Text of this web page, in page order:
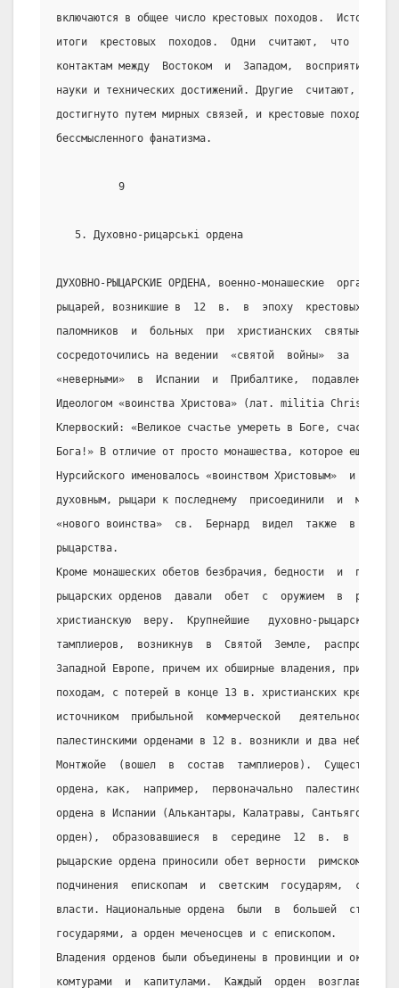
включаются в общее число крестовых походов.  Историки
итоги  крестовых  походов.  Одни  считают,  что  эти
контактам между  Востоком  и  Западом,  восприятию
науки и технических достижений. Другие  считают,
достигнуто путем мирных связей, и крестовые походы
бессмысленного фанатизма.
          9
   5. Духовно-рицарські ордена
ДУХОВНО-РЫЦАРСКИЕ ОРДЕНА, военно-монашеские
рыцарей, возникшие в  12  в.  в  эпоху  крестовых
паломников  и  больных  при  христианских  святынях
сосредоточились на ведении  «святой  войны»  за  Гроб
«неверными»  в  Испании  и  Прибалтике,  подавлении
Идеологом «воинства Христова» (лат. militia Christi)
Клервоский: «Великое счастье умереть в Боге,
Бога!» В отличие от просто монашества, которое еще в
Нурсийского именовалось «воинством Христовым»  и
духовным, рыцари к последнему  присоединили  и  меч
«нового воинства»  св.  Бернард  видел  также  в
рыцарства.
Кроме монашеских обетов безбрачия, бедности  и
рыцарских орденов  давали  обет  с  оружием  в  руках
христианскую  веру.  Крупнейшие   духовно-рыцарские
тамплиеров,  возникнув  в  Святой  Земле,
Западной Европе, причем их обширные владения,
походам, с потерей в конце 13 в. христианских
источником  прибыльной  коммерческой   деятельности.
палестинскими орденами в 12 в. возникли и два
Монтжойе  (вошел  в  состав  тамплиеров).
ордена, как,  например,  первоначально  палестинский
ордена в Испании (Алькантары, Калатравы, Сантьяго)  и
орден),  образовавшиеся  в  середине  12  в.  в  ходе
рыцарские ордена приносили обет верности  римскому
подчинения  епископам  и  светским  государям,
власти. Национальные ордена  были  в  большей
государями, а орден меченосцев и с епископом.
Владения орденов были объединены в провинции и
комтурами  и  капитулами.  Каждый  орден  возглавлял